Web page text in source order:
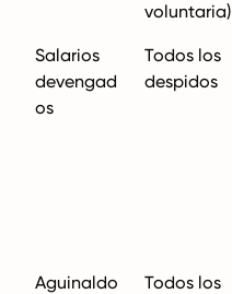
voluntaria)
Salarios
devengad
os
Todos los
despidos
Aguinaldo
Todos los